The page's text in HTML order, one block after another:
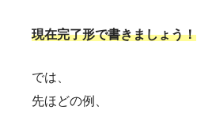
現在完了形で書きましょう！
では、
先ほどの例、